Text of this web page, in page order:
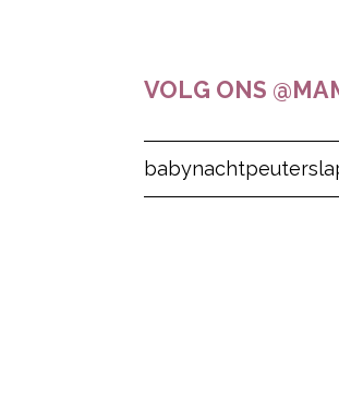
VOLG ONS
Post Views: 26
babynachtpeuter